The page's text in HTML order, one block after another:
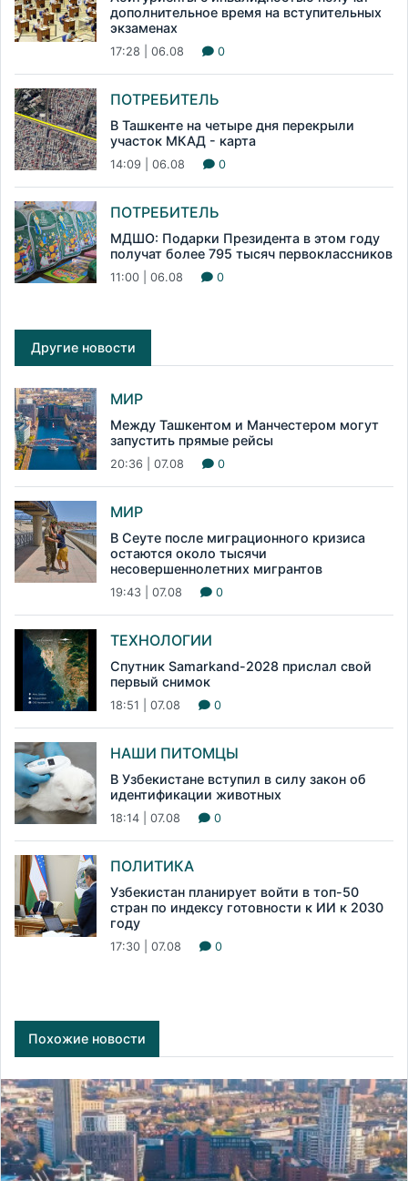
дополнительное время на вступительных
экзаменах
17:28 | 06.08 0
ПОТРЕБИТЕЛЬ
В Ташкенте на четыре дня перекрыли
участок МКАД - карта
14:09 | 06.08 0
ПОТРЕБИТЕЛЬ
МДШО: Подарки Президента в этом году
получат более 795 тысяч первоклассников
11:00 | 06.08 0
Другие новости
МИР
Между Ташкентом и Манчестером могут
запустить прямые рейсы
20:36 | 07.08 0
МИР
В Сеуте после миграционного кризиса
остаются около тысячи
несовершеннолетних мигрантов
19:43 | 07.08 0
ТЕХНОЛОГИИ
Спутник Samarkand-2028 прислал свой
первый снимок
18:51 | 07.08 0
НАШИ ПИТОМЦЫ
В Узбекистане вступил в силу закон об
идентификации животных
18:14 | 07.08 0
ПОЛИТИКА
Узбекистан планирует войти в топ-50
стран по индексу готовности к ИИ к 2030
году
17:30 | 07.08 0
Похожие новости